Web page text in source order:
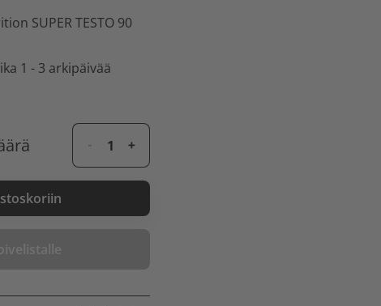
SUPER TESTO 90
1 - 3 arkipäivää